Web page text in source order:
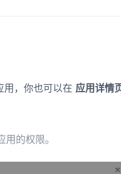
用，你也可以在 应用详情
的权限。